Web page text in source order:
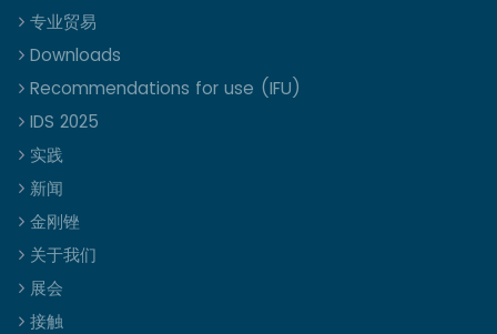
专业贸易
Downloads
Recommendations for use (IFU)
IDS 2025
实践
新闻
金刚锉
关于我们
展会
接触